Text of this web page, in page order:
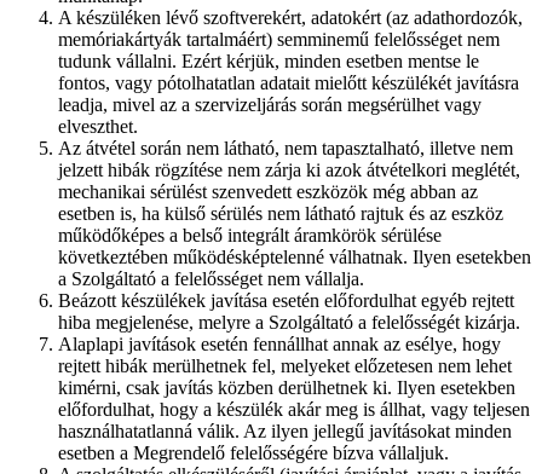
A készüléken lévő szoftverekért, adatokért (az adathordozók,
memóriakártyák tartalmáért) semminemű felelősséget nem
tudunk vállalni. Ezért kérjük, minden esetben mentse le
fontos, vagy pótolhatatlan adatait mielőtt készülékét javításra
leadja, mivel az a szervizeljárás során megsérülhet vagy
elveszthet.
Az átvétel során nem látható, nem tapasztalható, illetve nem
jelzett hibák rögzítése nem zárja ki azok átvételkori meglétét,
mechanikai sérülést szenvedett eszközök még abban az
esetben is, ha külső sérülés nem látható rajtuk és az eszköz
működőképes a belső integrált áramkörök sérülése
következtében működésképtelenné válhatnak. Ilyen esetekben
a Szolgáltató a felelősséget nem vállalja.
Beázott készülékek javítása esetén előfordulhat egyéb rejtett
hiba megjelenése, melyre a Szolgáltató a felelősségét kizárja.
Alaplapi javítások esetén fennállhat annak az esélye, hogy
rejtett hibák merülhetnek fel, melyeket előzetesen nem lehet
kimérni, csak javítás közben derülhetnek ki. Ilyen esetekben
előfordulhat, hogy a készülék akár meg is állhat, vagy teljesen
használhatatlanná válik. Az ilyen jellegű javításokat minden
esetben a Megrendelő felelősségére bízva vállaljuk.